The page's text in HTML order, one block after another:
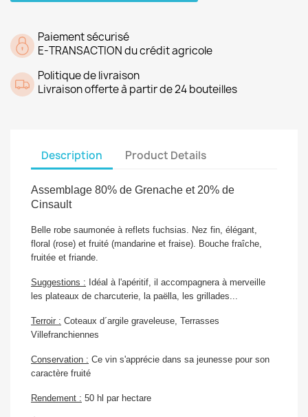
Paiement sécurisé
E-TRANSACTION du crédit agricole
Politique de livraison
Livraison offerte à partir de 24 bouteilles
Description Product Details
Assemblage 80% de Grenache et 20% de
Cinsault
Belle robe saumonée à reflets fuchsias. Nez fin, élégant,
floral (rose) et fruité (mandarine et fraise). Bouche fraîche,
fruitée et friande.
Suggestions : Idéal à l'apéritif, il accompagnera à merveille
les plateaux de charcuterie, la paëlla, les grillades...
Terroir : Coteaux d´argile graveleuse, Terrasses
Villefranchiennes
Conservation : Ce vin s'apprécie dans sa jeunesse pour son
caractère fruité
Rendement : 50 hl par hectare